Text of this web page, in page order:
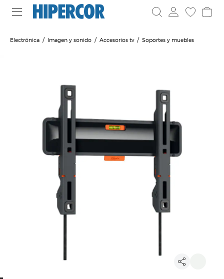
Electrónica Imagen y sonido Accesorios tv Soportes y muebles